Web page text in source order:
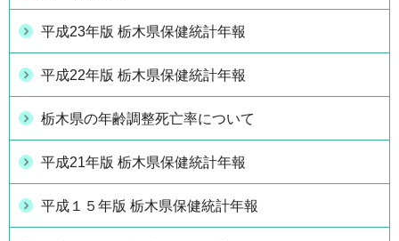
平成23年版 栃木県保健統計年報
平成22年版 栃木県保健統計年報
栃木県の年齢調整死亡率について
平成21年版 栃木県保健統計年報
平成１５年版 栃木県保健統計年報